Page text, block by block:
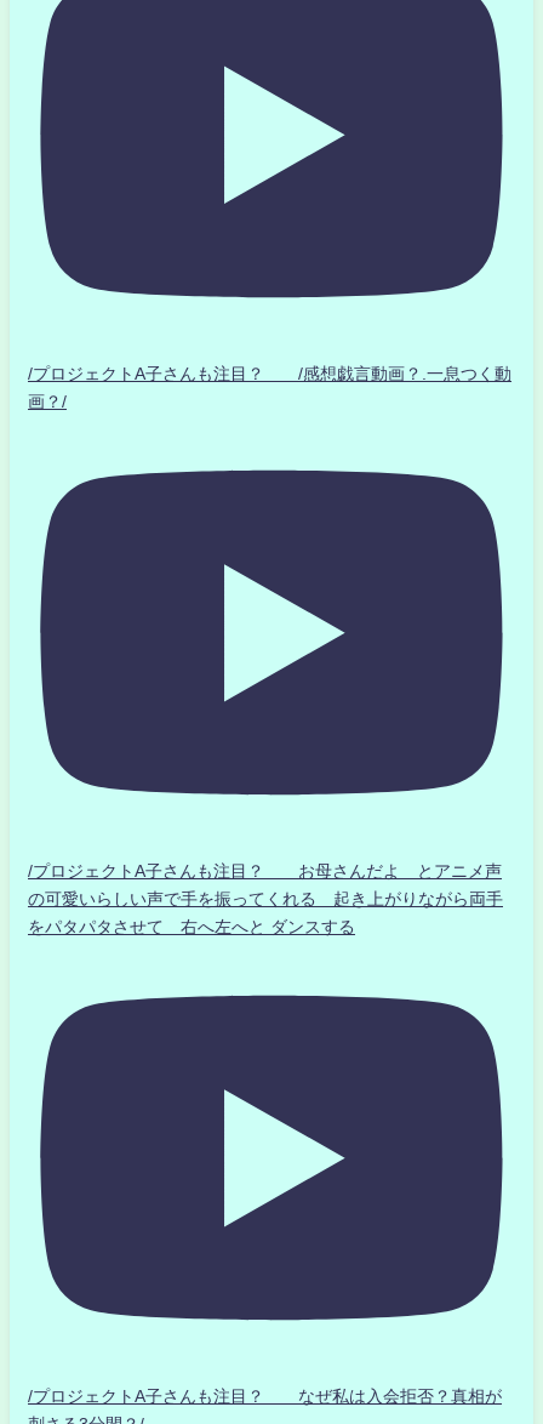
/プロジェクトA子さんも注目？ /感想戯言動画？.一息つく動
画？/
/プロジェクトA子さんも注目？ お母さんだよ とアニメ声
の可愛いらしい声で手を振ってくれる 起き上がりながら両手
をパタパタさせて 右へ左へと ダンスする
/プロジェクトA子さんも注目？ なぜ私は入会拒否？真相が